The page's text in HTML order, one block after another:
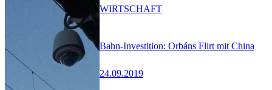
Bahn-Investition: Orbáns Flirt mit China
24.09.2019
WIRTSCHAFT